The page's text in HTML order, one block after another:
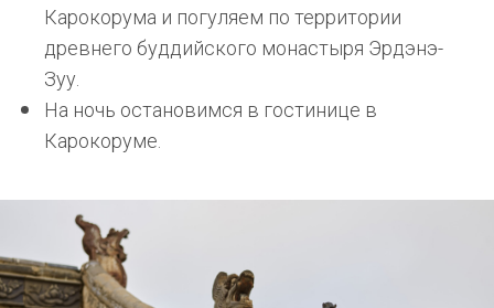
Карокорума и погуляем по территории
древнего буддийского монастыря Эрдэнэ-
Зуу.
На ночь остановимся в гостинице в
Карокоруме.